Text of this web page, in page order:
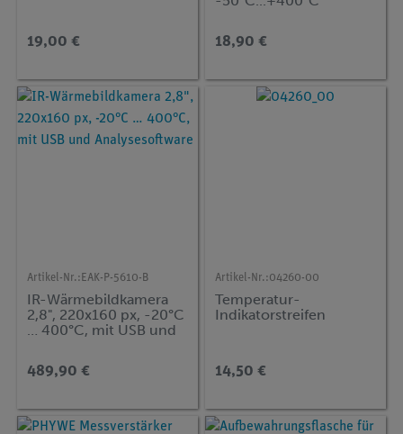
19,00 € 18,90 €
Artikel-Nr.: EAK-P-5610-B
IR-Wärmebildkamera
2,8", 220x160 px, -20°C
… 400°C, mit USB und
489,90 €
Artikel-Nr.:04260-00
Temperatur-
Indikatorstreifen
14,50 €